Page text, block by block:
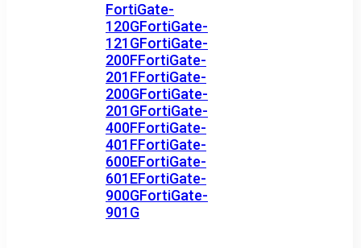
FortiGate-
120GFortiGate-
121GFortiGate-
200FFortiGate-
201FFortiGate-
200GFortiGate-
201GFortiGate-
400FFortiGate-
401FFortiGate-
600EFortiGate-
601EFortiGate-
900GFortiGate-
901G